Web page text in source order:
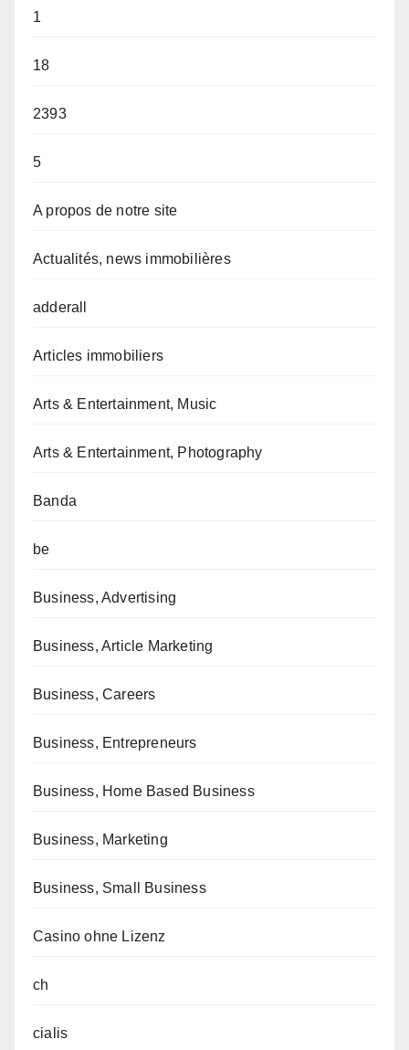
1
18
2393
5
A propos de notre site
Actualités, news immobilières
adderall
Articles immobiliers
Arts & Entertainment, Music
Arts & Entertainment, Photography
Banda
be
Business, Advertising
Business, Article Marketing
Business, Careers
Business, Entrepreneurs
Business, Home Based Business
Business, Marketing
Business, Small Business
Casino ohne Lizenz
ch
cialis